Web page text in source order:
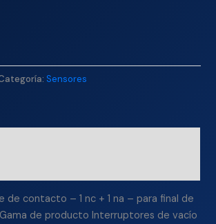
Sensores
de contacto – 1 nc + 1 na – para final de
de producto Interruptores de vacío